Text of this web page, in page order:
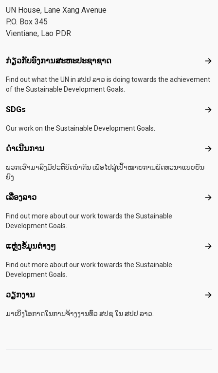
UN House, Lane Xang Avenue
P.O. Box 345
Vientiane, Lao PDR
Footer menu
ກ່ຽວກັບອົງການສະຫະປະຊາຊາດ ກ່ຽ
Find out what the UN in ສປປ ລາວ is doing towards the achievement
of the Sustainable Development Goals.
SDGs
Our work on the Sustainable Development Goals.
ດຳເນີນການ ດຳ
ພວກເຮົາມາລົງມືປະຕິບັດນຳກັນ ເພື່ອໄປສູ່ເປົ້າໝາຍການພັດທະນາແບບຍືນ
ຍົງ
ເລື່ອງລາວ ເລື່
Find out more about our work towards the Sustainable
Development Goals.
ແຫຼ່ງຂໍ້ມູນຕ່າງໆ ແຫຼ່
Find out more about our work towards the Sustainable
Development Goals.
ວຽກງານ ວຽ
ມາເບິ່ງໂອກາດໃນການຈ້າງງານທົ່ວ ສປຊ ໃນ ສປປ ລາວ.